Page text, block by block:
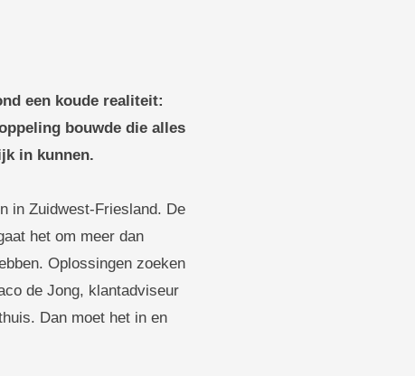
een koude realiteit:
bouwde die alles
in kunnen.
in Zuidwest-Friesland. De
het om meer dan
Oplossingen zoeken
de Jong, klantadviseur
Dan moet het in en